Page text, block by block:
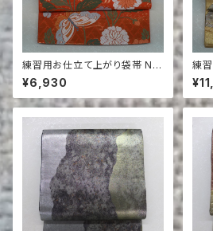
練習用お仕立て上がり袋帯 NO.
166
¥6,930
練
126